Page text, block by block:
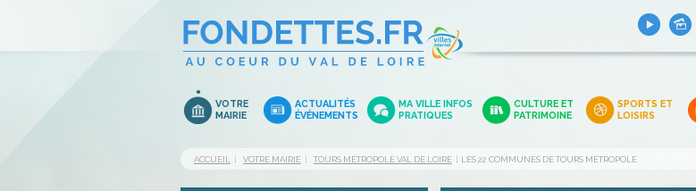
VOTRE
MAIRIE
ACTUALITÉS
ÉVÉNEMENTS
MA VILLE INFOS
PRATIQUES
CULTURE ET
PATRIMOINE
SPORTS ET
LOISIRS
ACCUEIL VOTRE MAIRIE TOURS MÉTROPOLE VAL DE LOIRE LES 22 COMMUNES DE TOURS MÉTROPOLE